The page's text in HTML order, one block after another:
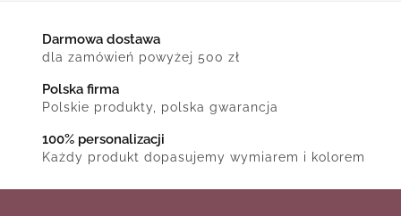
Darmowa dostawa
dla zamówień powyżej 500 zł
Polska firma
Polskie produkty, polska gwarancja
100% personalizacji
Każdy produkt dopasujemy wymiarem i kolorem